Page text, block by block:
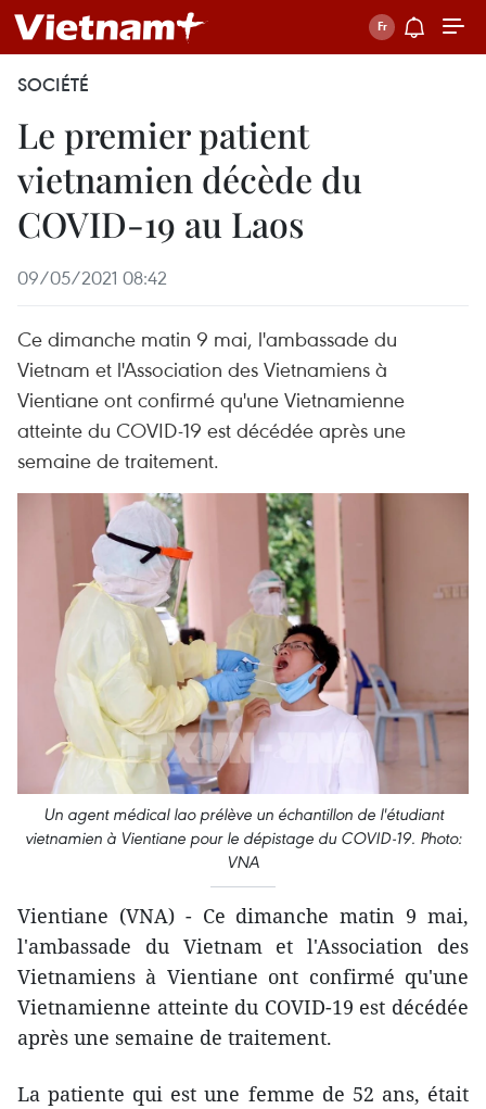
SOCIÉTÉ
Le premier patient
vietnamien décède du
COVID-19 au Laos
09/05/2021 08:42
Ce dimanche matin 9 mai, l'ambassade du
Vietnam et l'Association des Vietnamiens à
Vientiane ont confirmé qu'une Vietnamienne
atteinte du COVID-19 est décédée après une
semaine de traitement.
Un agent médical lao prélève un échantillon de l'étudiant
vietnamien à Vientiane pour le dépistage du COVID-19. Photo:
VNA
Vientiane (VNA) - Ce dimanche matin 9 mai,
l'ambassade du Vietnam et l'Association des
Vietnamiens à Vientiane ont confirmé qu'une
Vietnamienne atteinte du COVID-19 est décédée
après une semaine de traitement.
La patiente qui est une femme de 52 ans, était